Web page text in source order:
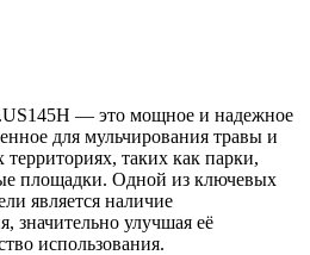
— это мощное и надежное
для мульчирования травы и
таких как парки,
площадки. Одной из ключевых
является наличие
значительно улучшая её
использования.